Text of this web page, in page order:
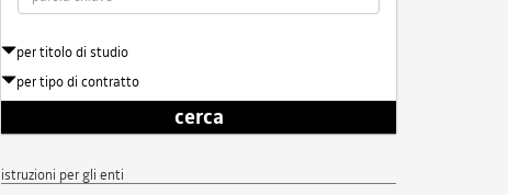
per titolo di studio
per tipo di contratto
cerca
istruzioni per gli enti